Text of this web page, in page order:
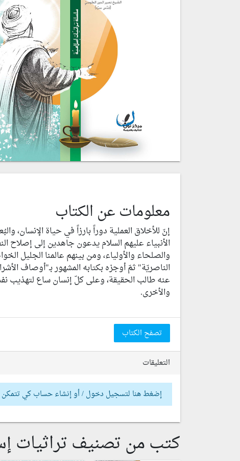
معلومات عن الكتاب
إنّ للأخلاق العملية دوراً بارزاً في حياة الإنسان،
الأنبياء عليهم السلام يدعون جاهدين إلى إصلاح
والصلحاء والأولياء، ومن بينهم عالمنا الجليل
الناصريّة" ثمّ أوجزه بكتابه المشهور بـ"أوصاف
عنه طالب الحقيقة، وعلى كلّ إنسان ساع لتهذيب
والأخرى.
تصفح الكتاب
التعليقات
إضغط هنا لتسجيل دخول / أو إنشاء حساب كي تتمكن
كتب من تصنيف تراثيات